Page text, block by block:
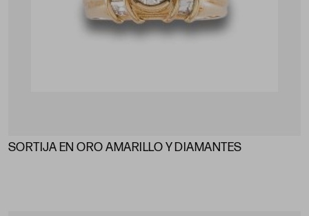
SORTIJA EN ORO AMARILLO Y DIAMANTES